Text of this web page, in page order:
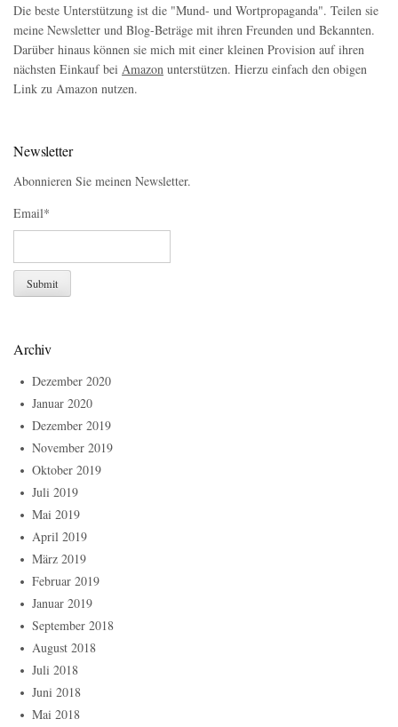
Die beste Unterstützung ist die "Mund- und Wortpropaganda". Teilen sie
meine Newsletter und Blog-Beträge mit ihren Freunden und Bekannten.
Darüber hinaus können sie mich mit einer kleinen Provision auf ihren
nächsten Einkauf bei Amazon unterstützen. Hierzu einfach den obigen
Link zu Amazon nutzen.
Newsletter
Abonnieren Sie meinen Newsletter.
Email*
Archiv
Dezember 2020
Januar 2020
Dezember 2019
November 2019
Oktober 2019
Juli 2019
Mai 2019
April 2019
März 2019
Februar 2019
Januar 2019
September 2018
August 2018
Juli 2018
Juni 2018
Mai 2018